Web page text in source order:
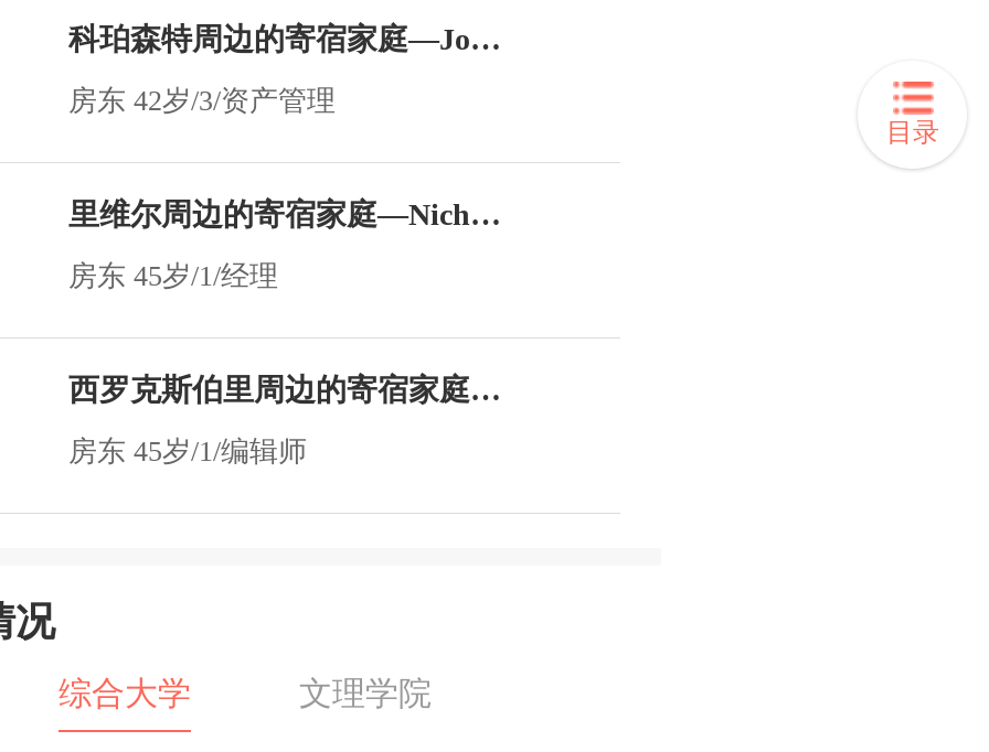
科珀森特周边的寄宿家庭—Jonas Afandolo女士的家
房东 42岁/3/资产管理
里维尔周边的寄宿家庭—Nicholas Pantino男士的家
房东 45岁/1/经理
西罗克斯伯里周边的寄宿家庭—Sunhui Park男士的家
房东 45岁/1/编辑师
况
综合大学 文理学院
目录